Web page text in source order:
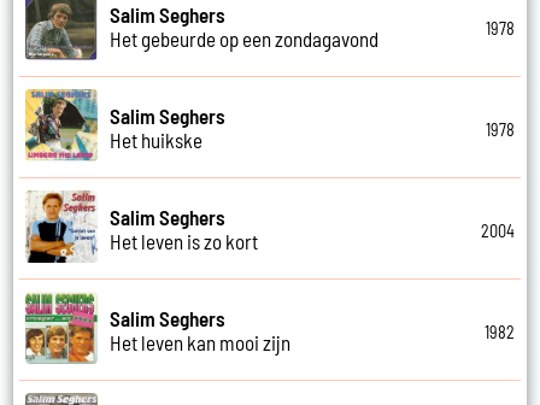
Salim Seghers
Het gebeurde op een zondagavond
1978
Salim Seghers
Het huikske
1978
Salim Seghers
Het leven is zo kort
2004
Salim Seghers
Het leven kan mooi zijn
1982